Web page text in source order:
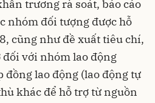
trương rà soát, báo cáo
nhóm đối tượng được hỗ
cũng như đề xuất tiêu chí,
với nhóm lao động
đồng lao động (lao động tự
khác để hỗ trợ từ nguồn